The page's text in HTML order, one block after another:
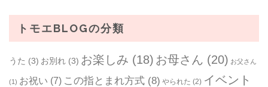
トモエBLOGの分類
うた (3) お別れ (3) お楽しみ (18) お母さん (20) お父さん
(1) お祝い (7) この指とまれ方式 (8) やられた (2) イベント